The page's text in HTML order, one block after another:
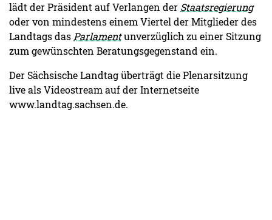
lädt der Präsident auf Verlangen der Staatsregierung
oder von mindestens einem Viertel der Mitglieder des
Landtags das Parlamentunverzüglich zu einer Sitzung
zum gewünschten Beratungsgegenstand ein.
Der Sächsische Landtag überträgt die Plenarsitzung
live als Videostream auf der Internetseite
www.landtag.sachsen.de.